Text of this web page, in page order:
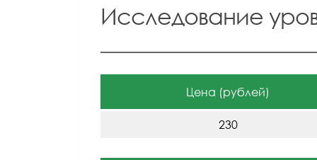
Исследование
Цена (рублей)
230